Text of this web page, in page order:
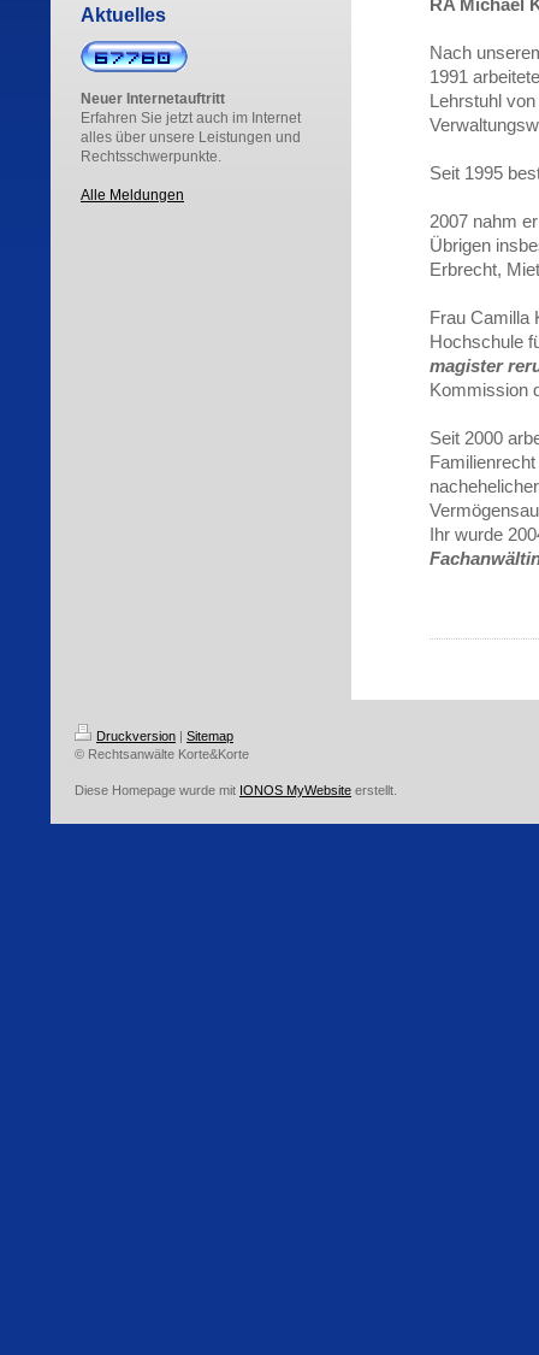
Aktuelles
Neuer Internetauftritt
Erfahren Sie jetzt auch im Internet
alles über unsere Leistungen und
Rechtsschwerpunkte.
Alle Meldungen
RA Michael
Nach
1991
Lehrstuhl
Seit 1995
2007 nahm
Übrigen
Erbrecht,
Frau Camilla
Hochschule
magister
Kommission
Seit 2000
Ihr wurde
Druckversion | Sitemap
© Rechtsanwälte Korte&Korte
Diese Homepage wurde mit IONOS MyWebsite erstellt.